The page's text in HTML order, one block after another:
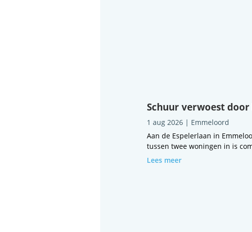
Schuur verwoest
1 aug 2026| Emmeloord
Aan de Espelerlaan in
tussen twee woningen in is
Lees meer